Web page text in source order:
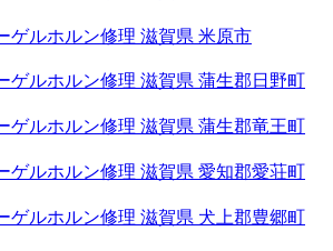
ゲルホルン修理 滋賀県 米原市
ゲルホルン修理 滋賀県 蒲生郡日野町
ゲルホルン修理 滋賀県 蒲生郡竜王町
ゲルホルン修理 滋賀県 愛知郡愛荘町
ゲルホルン修理 滋賀県 犬上郡豊郷町